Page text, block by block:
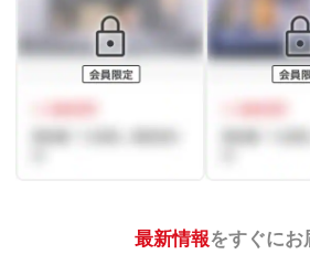
最新情報をすぐにお